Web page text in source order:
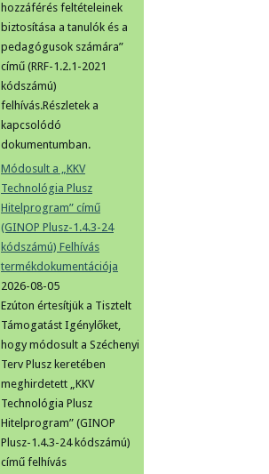
hozzáférés feltételeinek
biztosítása a tanulók és a
pedagógusok számára”
című (RRF-1.2.1-2021
kódszámú)
felhívás.Részletek a
kapcsolódó
dokumentumban.
Módosult a „KKV
Technológia Plusz
Hitelprogram” című
(GINOP Plusz-1.4.3-24
kódszámú) Felhívás
termékdokumentációja
2026-08-05
Ezúton értesítjük a Tisztelt
Támogatást Igénylőket,
hogy módosult a Széchenyi
Terv Plusz keretében
meghirdetett „KKV
Technológia Plusz
Hitelprogram” (GINOP
Plusz-1.4.3-24 kódszámú)
című felhívás